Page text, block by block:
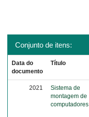
Conjunto de itens:
Data do
documento
Título
2021
Sistema de
montagem de
computadores